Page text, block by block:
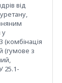
від
у
(гумове з
25.1-